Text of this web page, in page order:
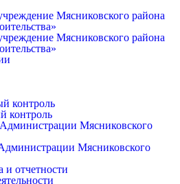
Мясниковского района
Мясниковского района
контроль
контроль
Мясниковского
Мясниковского
и отчетности